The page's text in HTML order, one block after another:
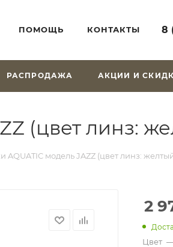
ПОМОЩЬ КОНТАКТЫ 8
РАСПРОДАЖА АКЦИИ И
(цвет линз:
модель JAZZ (цвет линз:
2
Цвет